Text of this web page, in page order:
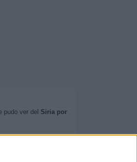
pudo ver del Siria por